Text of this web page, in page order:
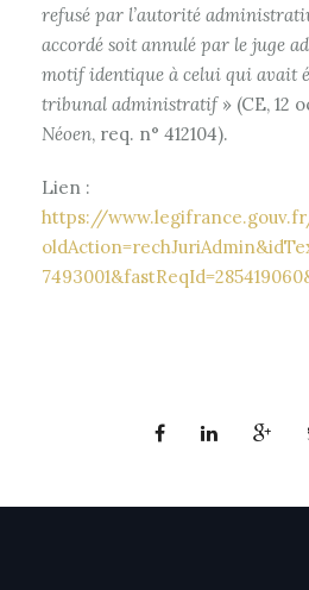
refusé par l’autorité
accordé soit annulé par le juge
motif identique à celui qui avait
tribunal administratif » (CE, 12
Néoen, req. n° 412104).
Lien :
https://